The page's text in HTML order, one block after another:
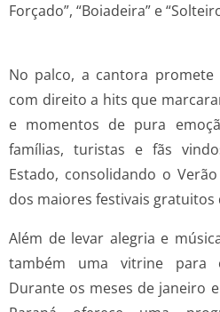
Forçado”, “Boiadeira” e
No palco, a cantora promete
com direito a hits que
e momentos de pura
famílias, turistas e fãs
Estado, consolidando o
dos maiores festivais gratuitos
Além de levar alegria e
também uma vitrine para
Durante os meses de janeiro